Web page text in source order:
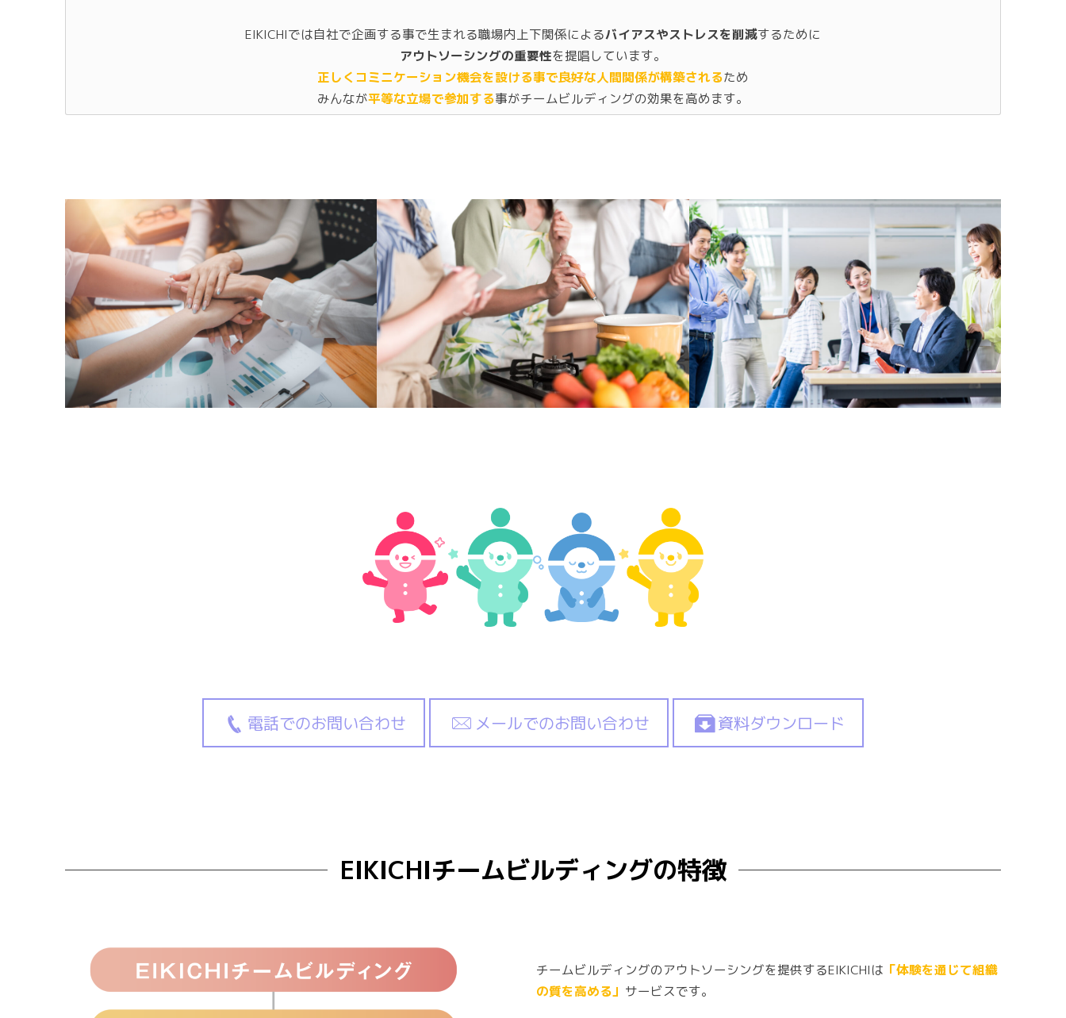
EIKICHIでは自社で企画する事で生まれる職場内上下関係によるバイアスやストレスを削減するために
アウトソーシングの重要性を提唱しています。
正しくコミニケーション機会を設ける事で良好な人間関係が構築されるため
みんなが平等な立場で参加する事がチームビルディングの効果を高めます。
電話でのお問い合わせ メールでのお問い合わせ 資料ダウンロード
EIKICHIチームビルディングの特徴
チームビルディングのアウトソーシングを提供するEIKICHIは 「体験を通じて組織
の質を高める」 サービスです。